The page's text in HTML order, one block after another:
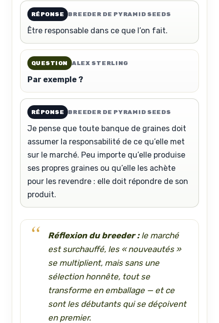
RÉPONSE BREEDER DE PYRAMID SEEDS
Être responsable dans ce que l’on fait.
QUESTION ALEX STERLING
Par exemple ?
RÉPONSE BREEDER DE PYRAMID SEEDS
Je pense que toute banque de graines doit
assumer la responsabilité de ce qu’elle met
sur le marché. Peu importe qu’elle produise
ses propres graines ou qu’elle les achète
pour les revendre : elle doit répondre de son
produit.
Réflexion du breeder :le marché
est surchauffé, les « nouveautés »
se multiplient, mais sans une
sélection honnête, tout se
transforme en emballage — et ce
sont les débutants qui se déçoivent
en premier.